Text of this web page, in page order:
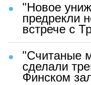
"Новое
предрекли
встрече с
"Считаные
сделали
Финском